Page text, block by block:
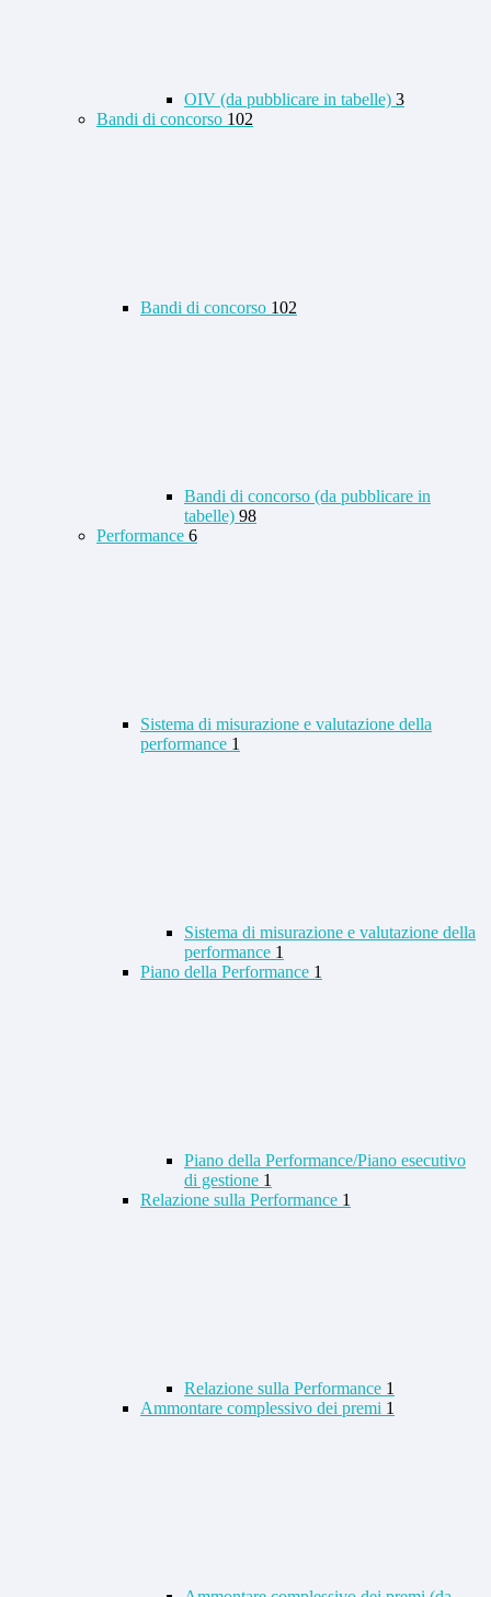
OIV (da pubblicare in tabelle) 3
Bandi di concorso 102
Bandi di concorso 102
Bandi di concorso (da pubblicare in
tabelle) 98
Performance 6
Sistema di misurazione e valutazione della
performance 1
Sistema di misurazione e valutazione della
performance 1
Piano della Performance 1
Piano della Performance/Piano esecutivo
di gestione 1
Relazione sulla Performance 1
Relazione sulla Performance 1
Ammontare complessivo dei premi 1